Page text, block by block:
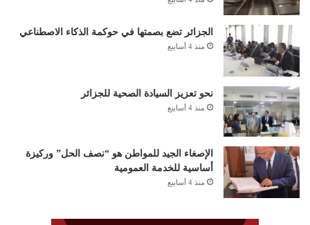
الجزائر تضع بصمتها في حوكمة الذكاء الاصطناعي
منذ 4 أسابيع
نحو تعزيز السيادة الصحية للجزائر
منذ 4 أسابيع
الإصغاء الجيد للمواطن هو “نصف الحل” وركيزة
أساسية للخدمة العمومية
منذ 4 أسابيع